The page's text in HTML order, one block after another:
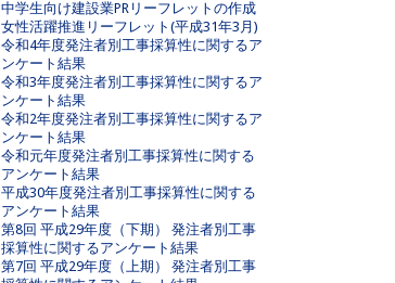
中学生向け建設業PRリーフレットの作成
女性活躍推進リーフレット(平成31年3月)
令和4年度発注者別工事採算性に関するア
ンケート結果
令和3年度発注者別工事採算性に関するア
ンケート結果
令和2年度発注者別工事採算性に関するア
ンケート結果
令和元年度発注者別工事採算性に関する
アンケート結果
平成30年度発注者別工事採算性に関する
アンケート結果
第8回 平成29年度（下期） 発注者別工事
採算性に関するアンケート結果
第7回 平成29年度（上期） 発注者別工事